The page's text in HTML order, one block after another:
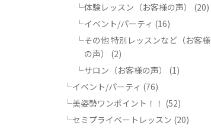
体験レッスン（お客様の声）
(20)
イベント/パーティ (16)
その他 特別レッスンなど（お客様
の声）
(2)
サロン（お客様の声）
(1)
イベント/パーティ (76)
美姿勢ワンポイント！！ (52)
セミプライベートレッスン (20)